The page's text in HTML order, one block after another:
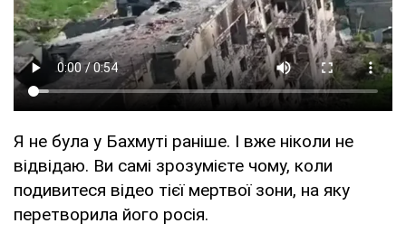
Я не була у Бахмуті раніше. І вже ніколи не
відвідаю. Ви самі зрозумієте чому, коли
подивитеся відео тієї мертвої зони, на яку
перетворила його росія.